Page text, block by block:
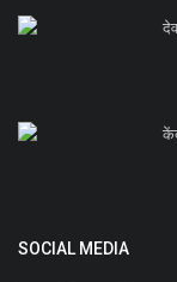
SOCIAL MEDIA